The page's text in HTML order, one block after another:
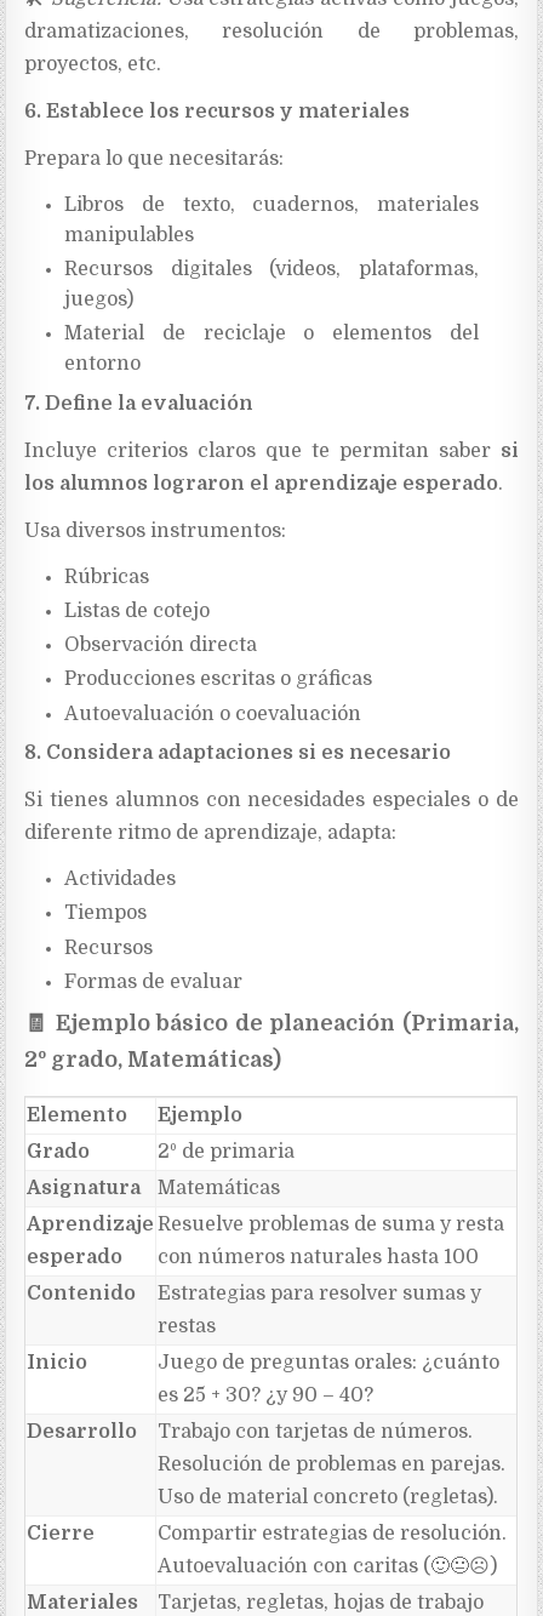
dramatizaciones, resolución de problemas,
proyectos, etc.
6. Establece los recursos y materiales
Prepara lo que necesitarás:
Libros de texto, cuadernos, materiales
manipulables
Recursos digitales (videos, plataformas,
juegos)
Material de reciclaje o elementos del
entorno
7. Define la evaluación
Incluye criterios claros que te permitan saber si
los alumnos lograron el aprendizaje esperado.
Usa diversos instrumentos:
Rúbricas
Listas de cotejo
Observación directa
Producciones escritas o gráficas
Autoevaluación o coevaluación
8. Considera adaptaciones si es necesario
Si tienes alumnos con necesidades especiales o de
diferente ritmo de aprendizaje, adapta:
Actividades
Tiempos
Recursos
Formas de evaluar
🧾 Ejemplo básico de planeación (Primaria,
2º grado, Matemáticas)
Elemento
Ejemplo
Grado
2º de primaria
Asignatura
Matemáticas
Aprendizaje
esperado
Resuelve problemas de suma y resta
con números naturales hasta 100
Contenido
Estrategias para resolver sumas y
restas
Inicio
Juego de preguntas orales: ¿cuánto
es 25 + 30? ¿y 90 – 40?
Desarrollo
Trabajo con tarjetas de números.
Resolución de problemas en parejas.
Uso de material concreto (regletas).
Cierre
Compartir estrategias de resolución.
Autoevaluación con caritas (🙂😐☹ ️)
Materiales
Tarjetas, regletas, hojas de trabajo